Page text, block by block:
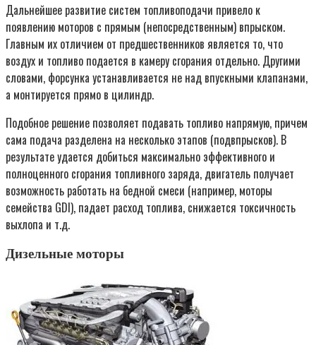
Дальнейшее развитие систем топливоподачи привело к
появлению моторов с прямым (непосредственным) впрыском.
Главным их отличием от предшественников является то, что
воздух и топливо подается в камеру сгорания отдельно. Другими
словами, форсунка устанавливается не над впускными клапанами,
а монтируется прямо в цилиндр.
Подобное решение позволяет подавать топливо напрямую, причем
сама подача разделена на несколько этапов (подвпрысков). В
результате удается добиться максимально эффективного и
полноценного сгорания топливного заряда, двигатель получает
возможность работать на бедной смеси (например, моторы
семейства GDI), падает расход топлива, снижается токсичность
выхлопа и т.д.
Дизельные моторы